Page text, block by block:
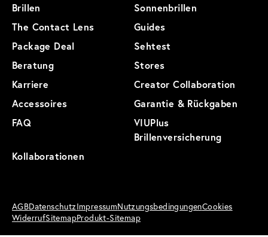
Brillen
Sonnenbrillen
The Contact Lens
Guides
Package Deal
Sehtest
Beratung
Stores
Karriere
Creator Collaboration
Accessoires
Garantie & Rückgaben
FAQ
VIUPlus
Brillenversicherung
Kollaborationen
AGBDatenschutzImpressumNutzungsbedingungenCookies
WiderrufSitemapProdukt-Sitemap